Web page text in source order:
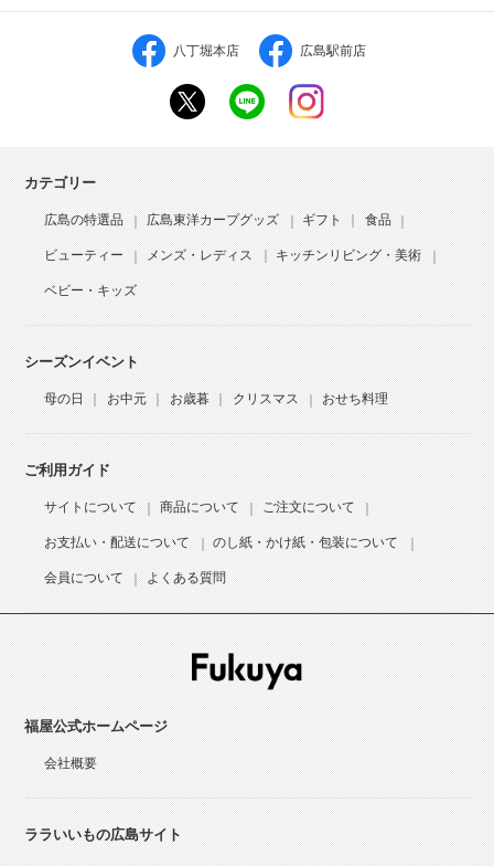
八丁堀本店 広島駅前店
カテゴリー
広島の特選品 広島東洋カープグッズ ギフト 食品
ビューティー メンズ・レディス キッチンリビング・美術
ベビー・キッズ
シーズンイベント
母の日 お中元 お歳暮 クリスマス おせち料理
ご利用ガイド
サイトについて 商品について ご注文について
お支払い・配送について のし紙・かけ紙・包装について
会員について よくある質問
福屋公式ホームページ
会社概要
ララいいもの広島サイト